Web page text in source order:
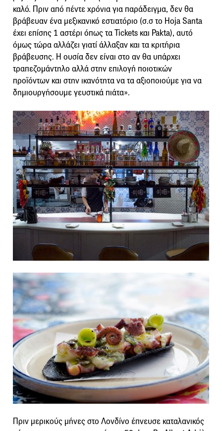
καλό. Πριν από πέντε χρόνια για παράδειγμα, δεν θα
βράβευαν ένα μεξικανικό εστιατόριο (σ.σ το Hoja Santa
έχει επίσης 1 αστέρι όπως τα Tickets και Pakta), αυτό
όμως τώρα αλλάζει γιατί άλλαξαν και τα κριτήρια
βράβευσης. Η ουσία δεν είναι στο αν θα υπάρχει
τραπεζομάντηλο αλλά στην επιλογή ποιοτικών
προϊόντων και στην ικανότητα να τα αξιοποιούμε για να
δημιουργήσουμε γευστικά πιάτα».
Πριν μερικούς μήνες στο Λονδίνο έπνευσε καταλανικός